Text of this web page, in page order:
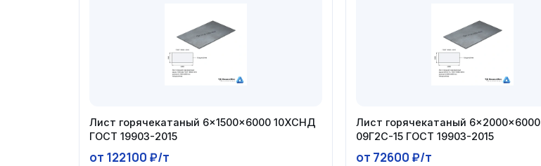
Лист горячекатаный 6×1500×6000 10ХСНД
ГОСТ 19903-2015
от 122100 ₽/т
Лист горячекатаный 6×2000×6000
09Г2С-15 ГОСТ 19903-2015
от 72600 ₽/т